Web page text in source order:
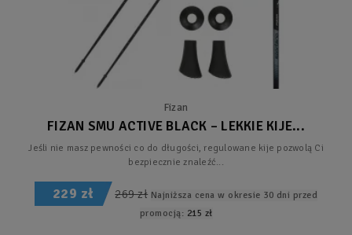
Fizan
FIZAN SMU ACTIVE BLACK – LEKKIE KIJE...
Jeśli nie masz pewności co do długości, regulowane kije pozwolą Ci
bezpiecznie znaleźć...
229 zł 269 zł Najniższa cena w okresie 30 dni przed
promocją: 215 zł